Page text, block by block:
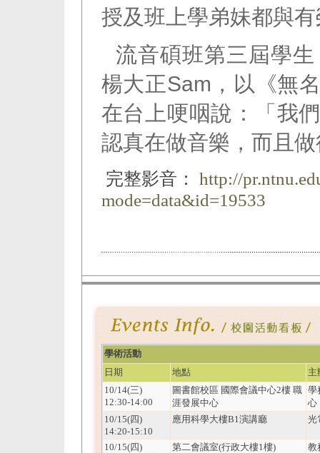
授及班上學弟妹都與
流音碩班第三屆學
楊大正Sam，以《無
在台上哽咽說：「我
認真在做音樂，而且
完整影音：
http://
mode=data&id=19533
學術活動
日期
地點
主
10/14(三)
12:30-14:00
圖書館校區 國際會議中心2樓 職
涯發展中心
學
心
10/15(四)
14:20-15:10
應用科學大樓B1演講廳 光
10/15(四)
第二會議室(行政大樓1樓)
教